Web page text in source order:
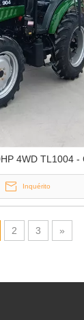
4WD TL1004 -
Inquérito
2 3 »